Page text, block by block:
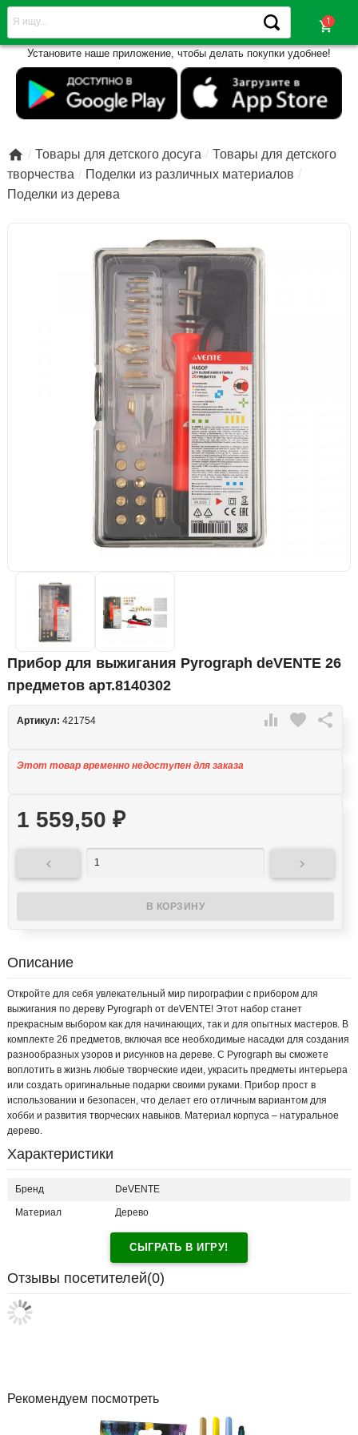
shopping_cart
Установите наше приложение, чтобы делать покупки удобнее!
 Товары для детского досуга
Товары для детского
творчества
Поделки из различных материалов
Поделки из дерева
Прибор для выжигания Pyrograph deVENTE 26
предметов арт.8140302
 favorite 
Артикул: 421754
Этот товар временно недоступен для заказа
1 559,50 ₽
 
Описание
Откройте для себя увлекательный мир пирографии с прибором для
выжигания по дереву Pyrograph от deVENTE! Этот набор станет
прекрасным выбором как для начинающих, так и для опытных мастеров. В
комплекте 26 предметов, включая все необходимые насадки для создания
разнообразных узоров и рисунков на дереве. С Pyrograph вы сможете
воплотить в жизнь любые творческие идеи, украсить предметы интерьера
или создать оригинальные подарки своими руками. Прибор прост в
использовании и безопасен, что делает его отличным вариантом для
хобби и развития творческих навыков. Материал корпуса – натуральное
дерево.
Характеристики
Бренд DeVENTE
Материал Дерево
СЫГРАТЬ В ИГРУ!
Отзывы посетителей(0)
Рекомендуем посмотреть